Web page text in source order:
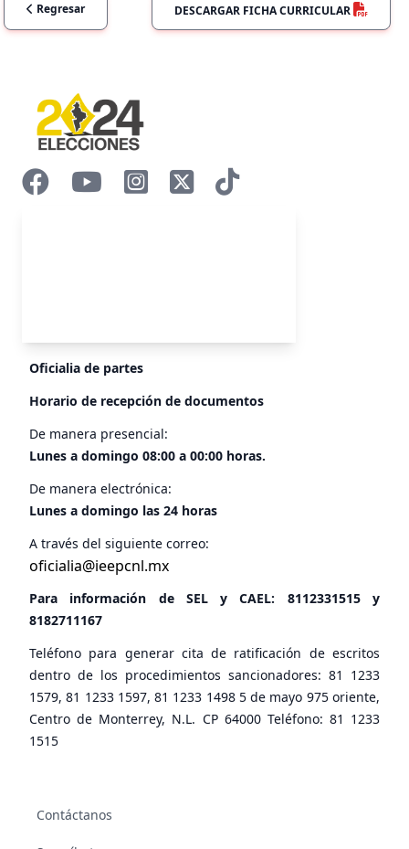
Regresar DESCARGAR FICHA CURRICULAR
Oficialia de partes
Horario de recepción de documentos
De manera presencial:
Lunes a domingo 08:00 a 00:00 horas.
De manera electrónica:
Lunes a domingo las 24 horas
A través del siguiente correo:
oficialia@ieepcnl.mx
Para información de SEL y CAEL: 8112331515y
8182711167
Teléfono para generar cita de ratificación de escritos
dentro de los procedimientos sancionadores: 81 1233
1579, 81 1233 1597, 81 1233 1498 5 de mayo 975 oriente,
Centro de Monterrey, N.L. CP 64000 Teléfono: 81 1233
1515
Contáctanos